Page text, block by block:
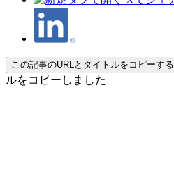
この記事のURLとタイトルをコピーする
ルをコピーしました